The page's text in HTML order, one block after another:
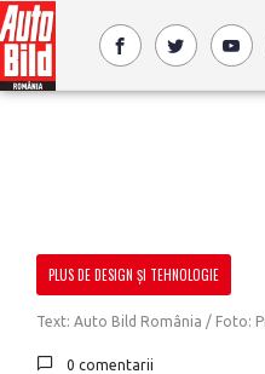
PLUS DE DESIGN ȘI TEHNOLOGIE
Text: Auto Bild România / Foto:
0 comentarii